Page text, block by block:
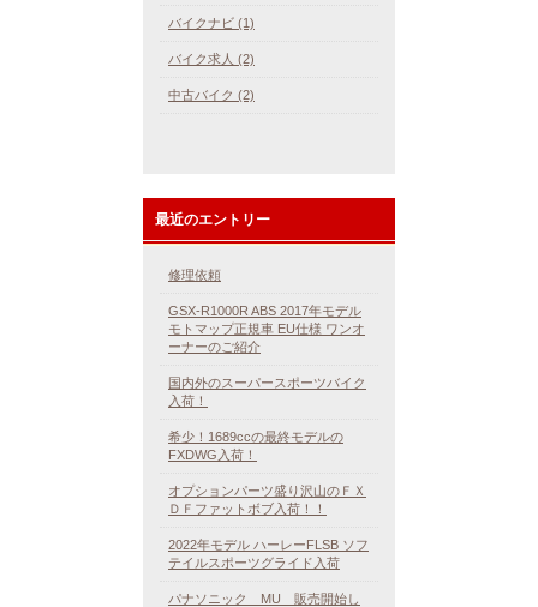
バイクナビ (1)
バイク求人 (2)
中古バイク (2)
最近のエントリー
修理依頼
GSX-R1000R ABS 2017年モデル
モトマップ正規車 EU仕様 ワンオ
ーナーのご紹介
国内外のスーパースポーツバイク
入荷！
希少！1689ccの最終モデルの
FXDWG入荷！
オプションパーツ盛り沢山のＦＸ
ＤＦファットボブ入荷！！
2022年モデル ハーレーFLSB ソフ
テイルスポーツグライド入荷
パナソニック MU 販売開始し